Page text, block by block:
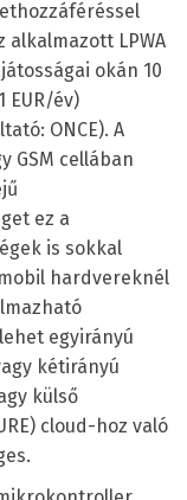
alkalmazott LPWA
okán 10
EUR/év)
ONCE). A
GSM cellában
ez a
is sokkal
hardvereknél
egyirányú
kétirányú
külső
cloud-hoz való